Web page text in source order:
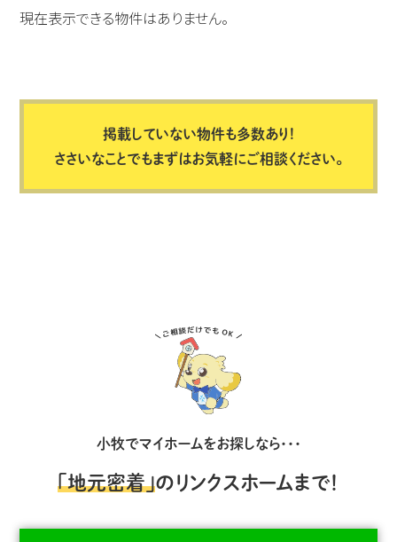
現在表示できる物件はありません。
掲載していない物件も多数あり!
ささいなことでもまずはお気軽にご相談ください。
小牧でマイホームをお探しなら・・・
「地元密着」のリンクスホームまで！